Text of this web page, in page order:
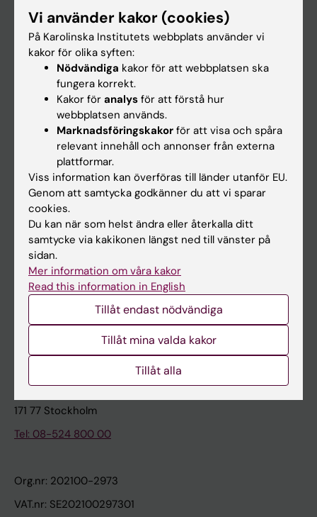
Ladok
Canvas
Schema
Studentmejlen
Kurs- och programwebbar
Student på KI
Medarbetare
Medarbetarportalen
Kontakta och besök KI
Universitetsbiblioteket
Stöd forskning och utbildning
Karolinska Institutet Innovation
Kontakta presstjänsten
Karolinska Institutet
171 77 Stockholm
Tel: 08-524 800 00
Org.nr: 202100-2973
VAT.nr: SE202100297301
Vi använder kakor (cookies)
På Karolinska Institutets webbplats använder vi
kakor för olika syften:
Nödvändiga kakor för att webbplatsen ska
fungera korrekt.
Kakor för analys för att förstå hur
webbplatsen används.
Marknadsföringskakor för att visa och spåra
relevant innehåll och annonser från externa
plattformar.
Viss information kan överföras till länder utanför EU.
Genom att samtycka godkänner du att vi sparar
cookies.
Du kan när som helst ändra eller återkalla ditt
samtycke via kakikonen längst ned till vänster på
sidan.
Mer information om våra kakor
Read this information in English
Tillåt endast nödvändiga
Tillåt mina valda kakor
Tillåt alla